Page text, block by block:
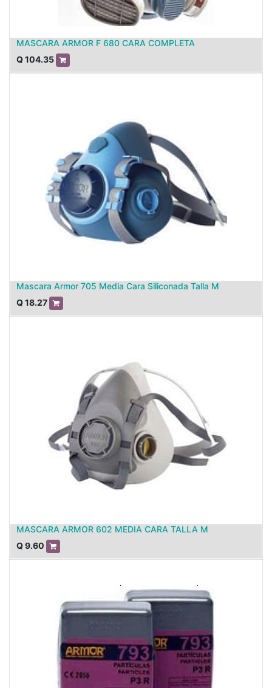
MASCARA ARMOR F 680 CARA COMPLETA
Q104.35
Mascara Armor 705 Media Cara Siliconada Talla M
Q18.27
MASCARA ARMOR 602 MEDIA CARA TALLA M
Q9.60